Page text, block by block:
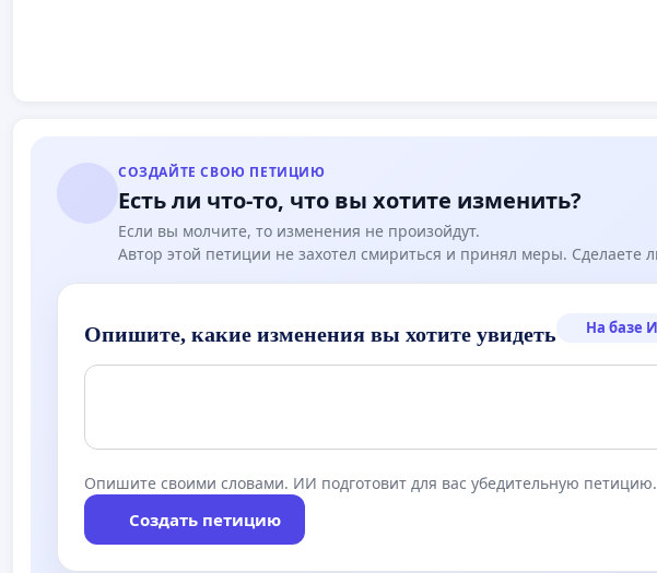
СОЗДАЙТЕ СВОЮ ПЕТИЦИЮ
Есть ли что-то, что вы хотите изменить?
Если вы молчите, то изменения не произойдут.
Автор этой петиции не захотел смириться и принял меры. Сделаете
Опишите, какие изменения вы хотите увидеть На базе
Опишите своими словами. ИИ подготовит для вас убедительную петицию.
Создать петицию